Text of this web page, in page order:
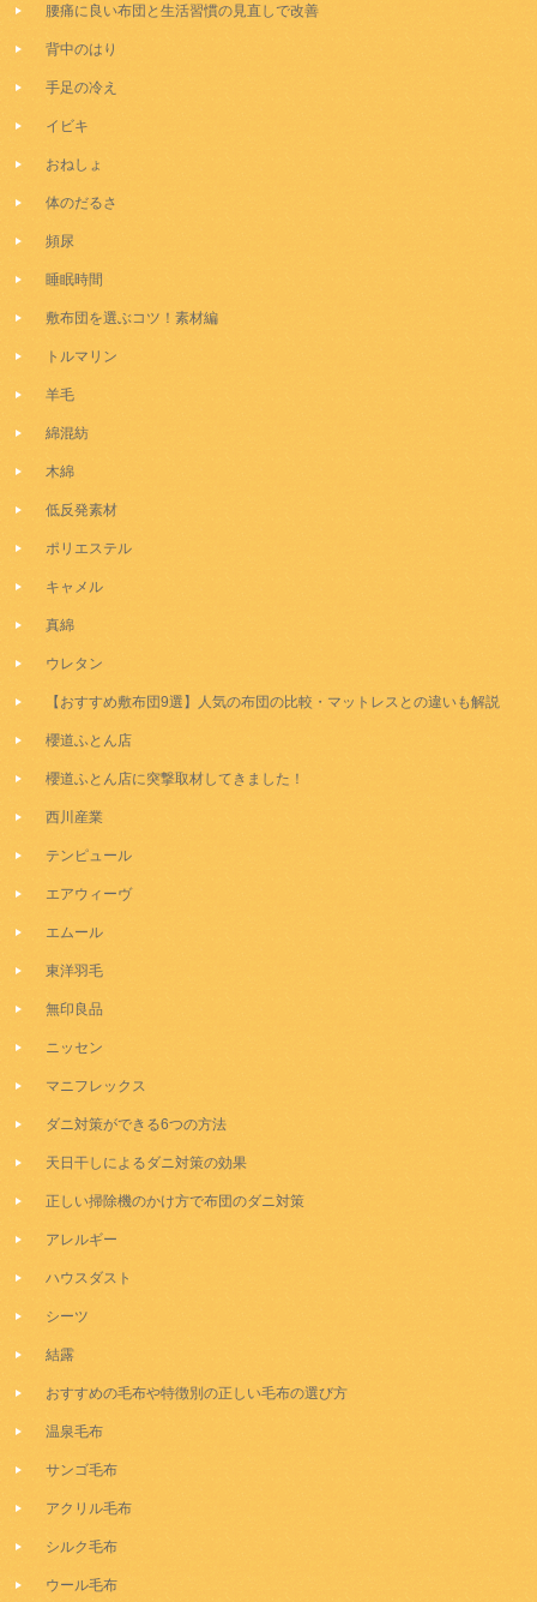
腰痛に良い布団と生活習慣の見直しで改善
背中のはり
手足の冷え
イビキ
おねしょ
体のだるさ
頻尿
睡眠時間
敷布団を選ぶコツ！素材編
トルマリン
羊毛
綿混紡
木綿
低反発素材
ポリエステル
キャメル
真綿
ウレタン
【おすすめ敷布団9選】人気の布団の比較・マットレスとの違いも解説
櫻道ふとん店
櫻道ふとん店に突撃取材してきました！
西川産業
テンピュール
エアウィーヴ
エムール
東洋羽毛
無印良品
ニッセン
マニフレックス
ダニ対策ができる6つの方法
天日干しによるダニ対策の効果
正しい掃除機のかけ方で布団のダニ対策
アレルギー
ハウスダスト
シーツ
結露
おすすめの毛布や特徴別の正しい毛布の選び方
温泉毛布
サンゴ毛布
アクリル毛布
シルク毛布
ウール毛布